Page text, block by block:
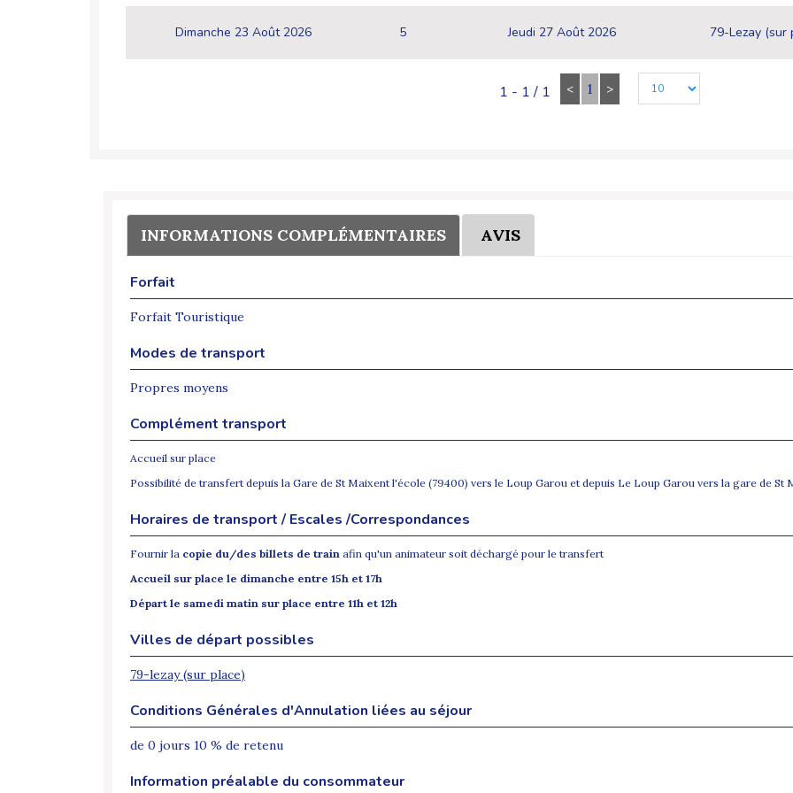
Dimanche 23 Août 2026 5 Jeudi 27 Août 2026 79-Lezay (sur
1 - 1 / 1 < 1 >
INFORMATIONS COMPLÉMENTAIRES AVIS
Forfait
Forfait Touristique
Modes de transport
Propres moyens
Complément transport
Accueil sur place
Possibilité de transfert depuis la Gare de St Maixent l'école (79400) vers le Loup Garou et depuis Le Loup Garou vers la gare de St
Horaires de transport / Escales /Correspondances
Fournir la copie du/des billets de train afin qu'un animateur soit déchargé pour le transfert
Accueil sur place le dimanche entre 15h et 17h
Départ le samedi matin sur place entre 11h et 12h
Villes de départ possibles
79-lezay (sur place)
Conditions Générales d'Annulation liées au séjour
de 0 jours 10 % de retenu
Information préalable du consommateur